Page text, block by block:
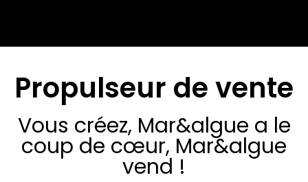
Propulseur de vente
Vous créez, Mar&algue a le
coup de cœur, Mar&algue
vend !